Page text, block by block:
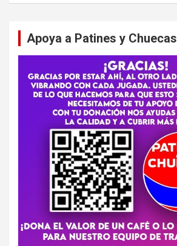
Apoya a Patines y Chuecas